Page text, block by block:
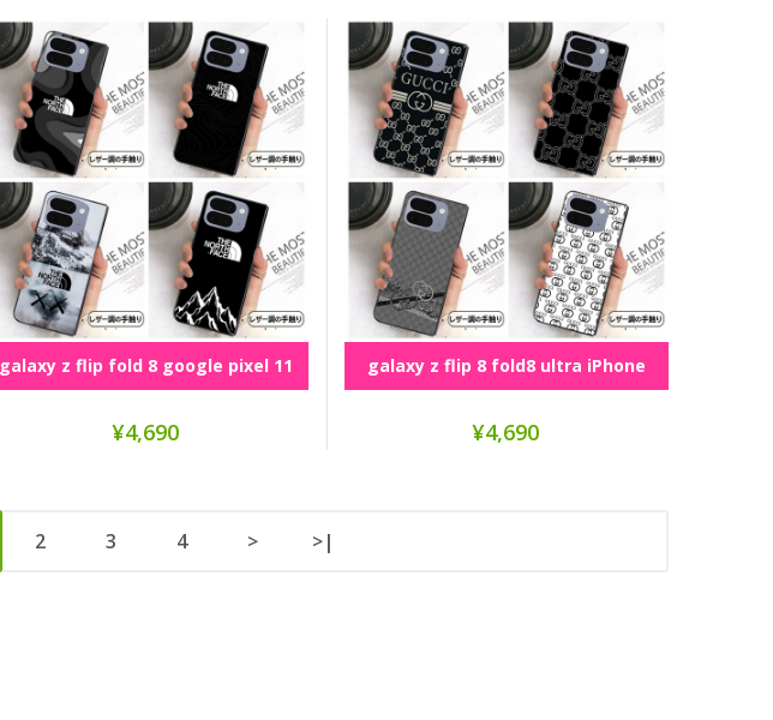
galaxy z flip fold 8 google pixel 11
¥4,690
galaxy z flip 8 fold8 ultra iPhone
¥4,690
2 3 4 > >|